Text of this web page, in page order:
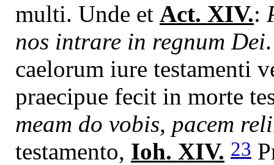
multi. Unde et Act. XIV.:
nos intrare in regnum Dei
caelorum iure testamenti
praecipue fecit in morte
meam do vobis, pacem
testamento, Ioh. XIV. 23